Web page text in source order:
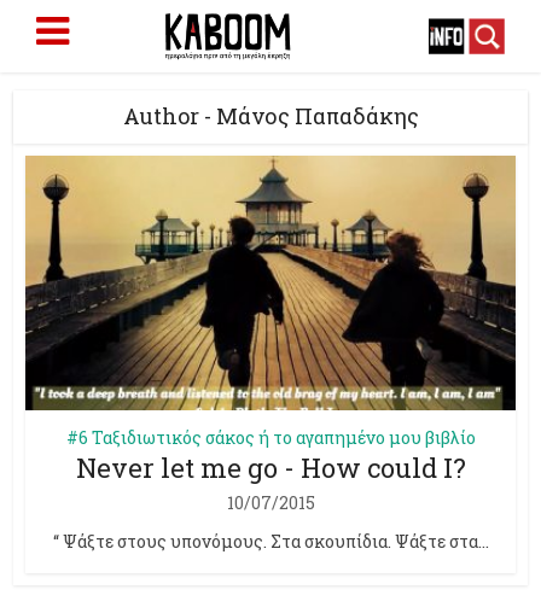
Author - Mάνος Παπαδάκης
#6 Ταξιδιωτικός σάκος ή το αγαπημένο μου βιβλίο
Never let me go - How could I?
10/07/2015
“ Ψάξτε στους υπονόμους. Στα σκουπίδια. Ψάξτε στα...